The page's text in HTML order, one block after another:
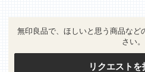
無印良品で、ほしいと思う商品など
さい。
リクエストを